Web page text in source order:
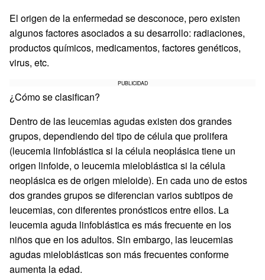
El origen de la enfermedad se desconoce, pero existen
algunos factores asociados a su desarrollo: radiaciones,
productos químicos, medicamentos, factores genéticos,
virus, etc.
PUBLICIDAD
¿Cómo se clasifican?
Dentro de las leucemias agudas existen dos grandes
grupos, dependiendo del tipo de célula que prolifera
(leucemia linfoblástica si la célula neoplásica tiene un
origen linfoide, o leucemia mieloblástica si la célula
neoplásica es de origen mieloide). En cada uno de estos
dos grandes grupos se diferencian varios subtipos de
leucemias, con diferentes pronósticos entre ellos. La
leucemia aguda linfoblástica es más frecuente en los
niños que en los adultos. Sin embargo, las leucemias
agudas mieloblásticas son más frecuentes conforme
aumenta la edad.